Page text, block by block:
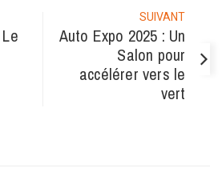
SUIVANT
Auto Expo 2025 : Un
Salon pour
accélérer vers le
vert